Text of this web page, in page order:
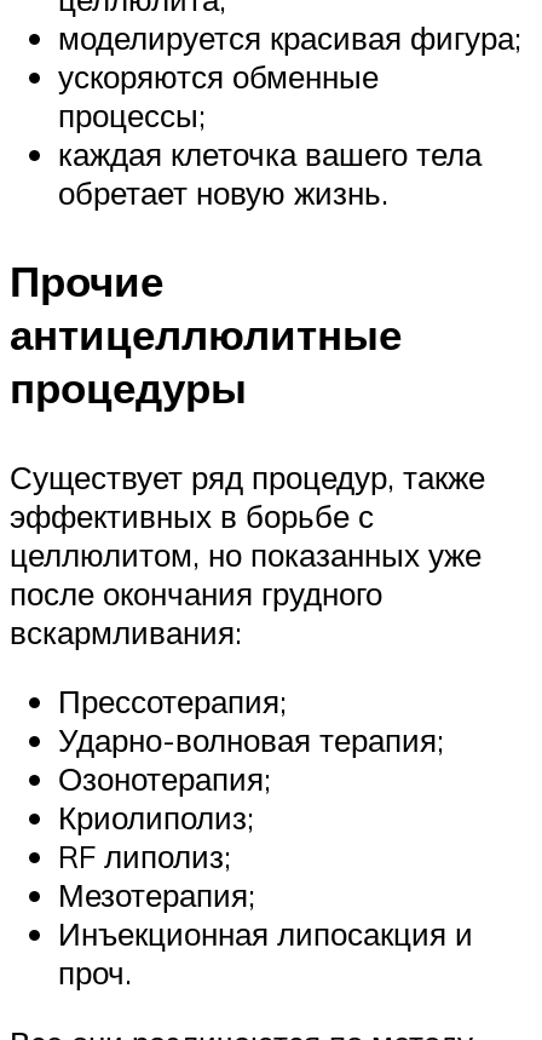
моделируется красивая фигура;
ускоряются обменные
процессы;
каждая клеточка вашего тела
обретает новую жизнь.
Прочие
антицеллюлитные
процедуры
Существует ряд процедур, также
эффективных в борьбе с
целлюлитом, но показанных уже
после окончания грудного
вскармливания:
Прессотерапия;
Ударно-волновая терапия;
Озонотерапия;
Криолиполиз;
RF липолиз;
Мезотерапия;
Инъекционная липосакция и
проч.